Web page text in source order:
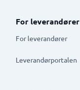
For leverandører
For leverandører
Leverandørportalen